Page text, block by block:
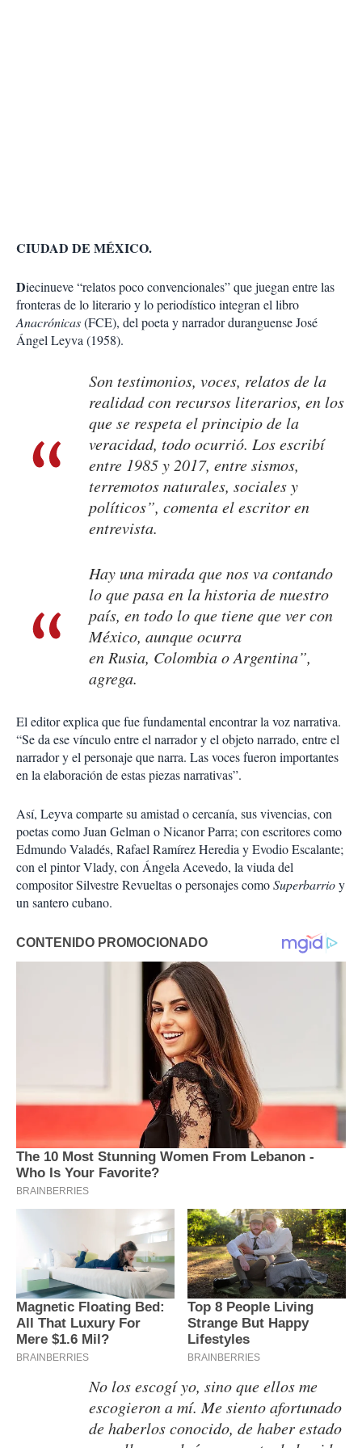
CIUDAD DE MÉXICO.
Diecinueve “relatos poco convencionales” que juegan entre las
fronteras de lo literario y lo periodístico integran el libro
Anacrónicas(FCE), del poeta y narrador duranguense José
Ángel Leyva (1958).
Son testimonios, voces, relatos de la
realidad con recursos literarios, en los
que se respeta el principio de la
veracidad, todo ocurrió. Los escribí
entre 1985 y 2017, entre sismos,
terremotos naturales, sociales y
políticos”, comenta el escritor en
entrevista.
Hay una mirada que nos va contando
lo que pasa en la historia de nuestro
país, en todo lo que tiene que ver con
México, aunque ocurra
en Rusia, Colombia o Argentina”,
agrega.
El editor explica que fue fundamental encontrar la voz narrativa.
“Se da ese vínculo entre el narrador y el objeto narrado, entre el
narrador y el personaje que narra. Las voces fueron importantes
en la elaboración de estas piezas narrativas”.
Así, Leyva comparte su amistad o cercanía, sus vivencias, con
poetas como Juan Gelman o Nicanor Parra; con escritores como
Edmundo Valadés, Rafael Ramírez Heredia y Evodio Escalante;
con el pintor Vlady, con Ángela Acevedo, la viuda del
compositor Silvestre Revueltas o personajes comoSuperbarrioy
un santero cubano.
No los escogí yo, sino que ellos me
escogieron a mí. Me siento afortunado
de haberlos conocido, de haber estado